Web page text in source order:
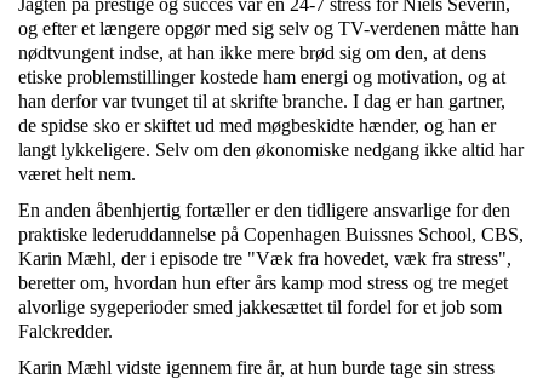
og efter et længere opgør med sig selv og TV-verdenen måtte han
nødtvungent indse, at han ikke mere brød sig om den, at dens
etiske problemstillinger kostede ham energi og motivation, og at
han derfor var tvunget til at skrifte branche. I dag er han gartner,
de spidse sko er skiftet ud med møgbeskidte hænder, og han er
langt lykkeligere. Selv om den økonomiske nedgang ikke altid har
været helt nem.
En anden åbenhjertig fortæller er den tidligere ansvarlige for den
praktiske lederuddannelse på Copenhagen Buissnes School, CBS,
Karin Mæhl, der i episode tre "Væk fra hovedet, væk fra stress",
beretter om, hvordan hun efter års kamp mod stress og tre meget
alvorlige sygeperioder smed jakkesættet til fordel for et job som
Falckredder.
Karin Mæhl vidste igennem fire år, at hun burde tage sin stress